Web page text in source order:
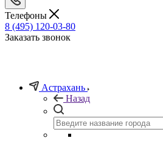
Телефоны
8 (495) 120-03-80
Заказать звонок
Астрахань
Назад